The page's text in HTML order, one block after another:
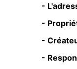
-
-
-
-